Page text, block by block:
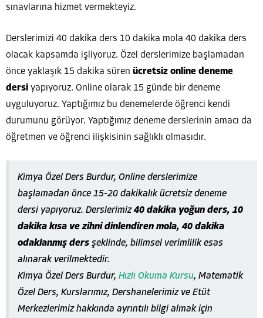
sınavlarına hizmet vermekteyiz.
Derslerimizi 40 dakika ders 10 dakika mola 40 dakika ders
olacak kapsamda işliyoruz. Özel derslerimize başlamadan
önce yaklaşık 15 dakika süren ücretsiz online deneme
dersi yapıyoruz. Online olarak 15 günde bir deneme
uyguluyoruz. Yaptığımız bu denemelerde öğrenci kendi
durumunu görüyor. Yaptığımız deneme derslerinin amacı da
öğretmen ve öğrenci ilişkisinin sağlıklı olmasıdır.
Kimya Özel Ders Burdur, Online derslerimize
başlamadan önce 15-20 dakikalık ücretsiz deneme
dersi yapıyoruz. Derslerimiz40 dakika yoğun ders, 10
dakika kısa ve zihni dinlendiren mola, 40 dakika
odaklanmış ders şeklinde, bilimsel verimlilik esas
alınarak verilmektedir.
Kimya Özel Ders Burdur, Hızlı Okuma Kursu, Matematik
Özel Ders, Kurslarımız, Dershanelerimiz ve Etüt
Merkezlerimiz hakkında ayrıntılı bilgi almak için